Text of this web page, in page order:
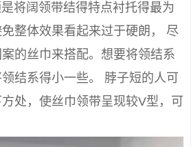
将阔领带结得特点衬托得最为
整体效果看起来过于硬朗， 尽
的丝巾来搭配。想要将领结系
结系得小一些。 脖子短的人可
处，使丝巾领带呈现较V型，可